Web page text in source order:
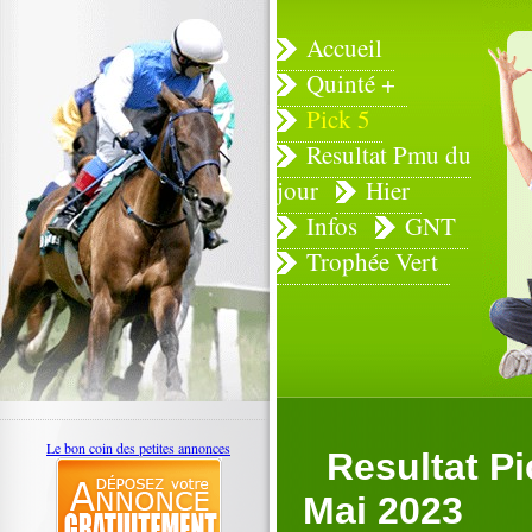
Accueil
Quinté +
Pick 5
Resultat Pmu du
jour
Hier
Infos
GNT
Trophée Vert
Resultat
Mai 2023
Le bon coin des petites annonces